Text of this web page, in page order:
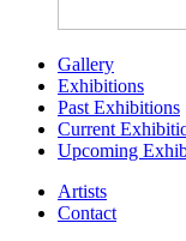
Gallery
Exhibitions
Past Exhibitions
Current
Upcoming
Artists
Contact